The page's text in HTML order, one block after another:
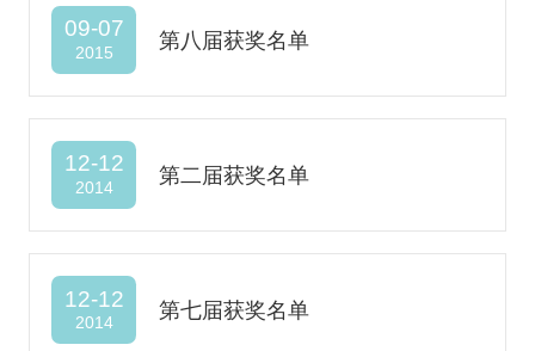
09-07
2015
第八届获奖名单
12-12
2014
第二届获奖名单
12-12
2014
第七届获奖名单